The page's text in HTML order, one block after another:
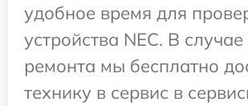
удобное время для
устройства NEC. В
ремонта мы бесплатно
технику в сервис в